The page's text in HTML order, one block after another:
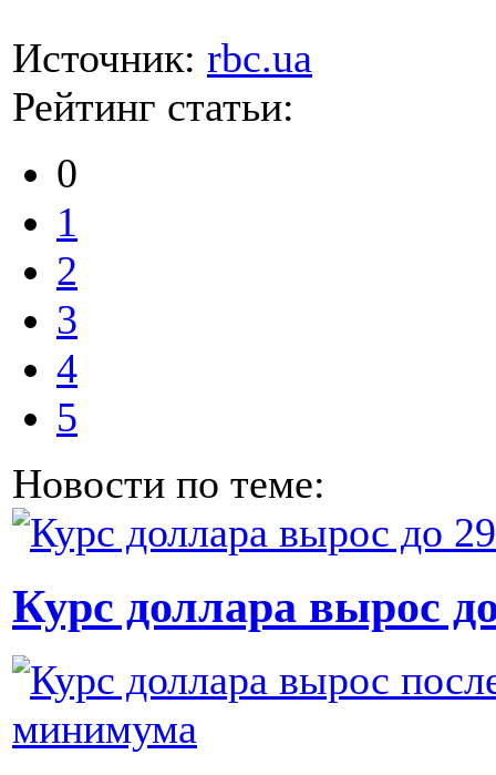
Источник: rbc.ua
Рейтинг статьи:
0
1
2
3
4
5
Новости по теме:
Курс доллара вырос